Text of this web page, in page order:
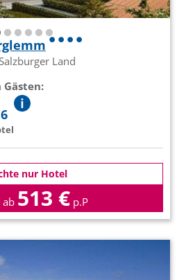
Land
nur Hotel
ab 513 € p.P